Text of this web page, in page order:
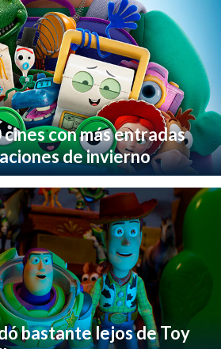
con más entradas
de invierno
bastante lejos de Toy